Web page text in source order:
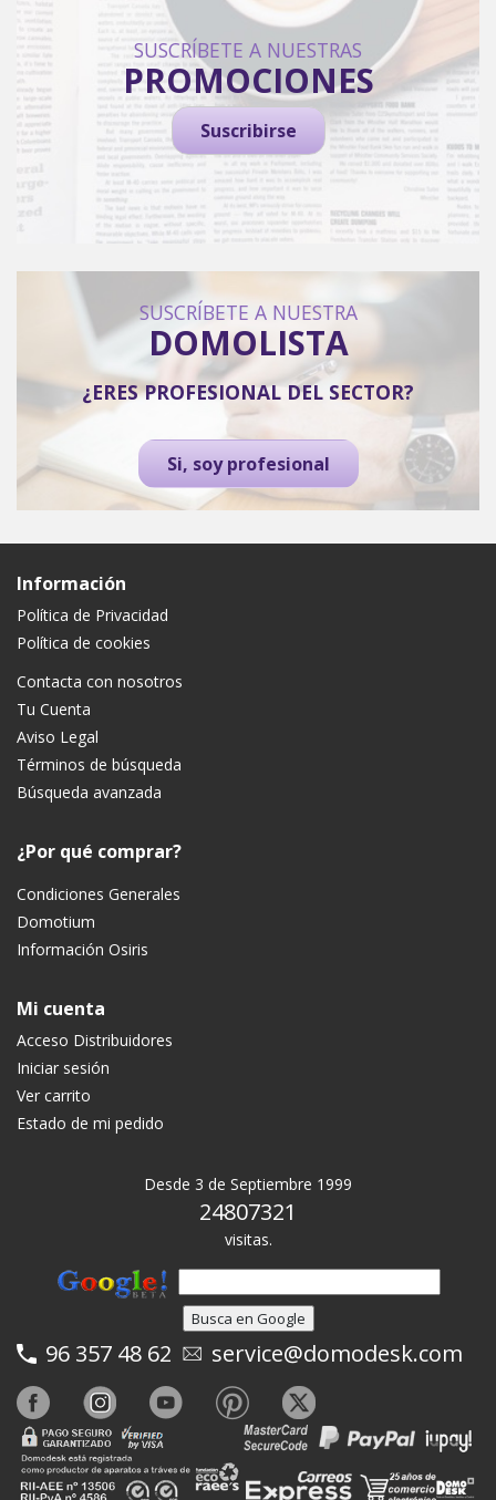
SUSCRÍBETE A NUESTRAS
PROMOCIONES
Suscribirse
SUSCRÍBETE A NUESTRA
DOMOLISTA
¿ERES PROFESIONAL DEL SECTOR?
Si, soy profesional
Información
Política de Privacidad
Política de cookies
Contacta con nosotros
Tu Cuenta
Aviso Legal
Términos de búsqueda
Búsqueda avanzada
¿Por qué comprar?
Condiciones Generales
Domotium
Información Osiris
Mi cuenta
Acceso Distribuidores
Iniciar sesión
Ver carrito
Estado de mi pedido
Desde 3 de Septiembre 1999
24807321
visitas.
96 357 48 62 service@domodesk.com